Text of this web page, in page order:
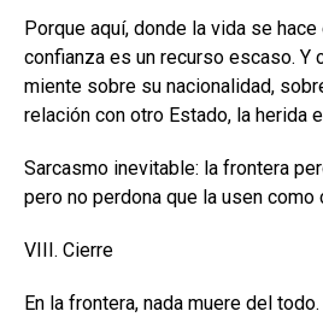
Porque aquí, donde la vida se
confianza es un recurso escaso. Y
miente sobre su nacionalidad,
relación con otro Estado, la herida
Sarcasmo inevitable: la frontera
pero no perdona que la usen como
VIII. Cierre
En la frontera, nada muere del